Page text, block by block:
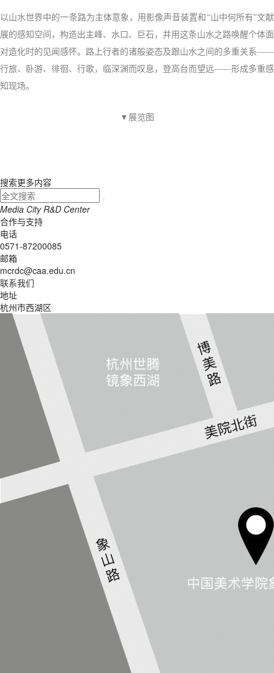
以山水世界中的一条路为主体意象，用影像声音装置和“山中何所有”文献
展的感知空间，构造出主峰、水口、巨石，并用这条山水之路唤醒个体面
对造化时的见闻感怀。路上行者的诸般姿态及跟山水之间的多重关系——
行旅、卧游、徘徊、行歌，临深渊而叹息，登高台而望远——形成多重感
知现场。
▼展览图
搜索更多内容
Media City R&D Center
合作与支持
电话
0571-87200085
邮箱
mcrdc@caa.edu.cn
联系我们
地址
杭州市西湖区